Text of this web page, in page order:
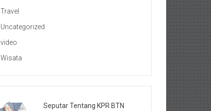
Travel
Uncategorized
video
Wisata
Seputar Tentang KPR BTN